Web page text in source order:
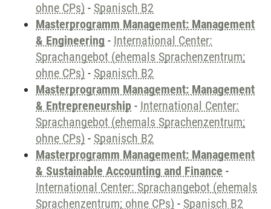
ohne CPs) - Spanisch B2
Masterprogramm Management: Management
& Engineering - International Center:
Sprachangebot (ehemals Sprachenzentrum;
ohne CPs) - Spanisch B2
Masterprogramm Management: Management
& Entrepreneurship - International Center:
Sprachangebot (ehemals Sprachenzentrum;
ohne CPs) - Spanisch B2
Masterprogramm Management: Management
& Sustainable Accounting and Finance -
International Center: Sprachangebot (ehemals
Sprachenzentrum; ohne CPs) - Spanisch B2